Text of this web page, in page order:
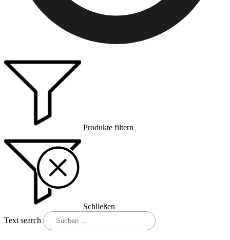
Produkte filtern
Schließen
Text search